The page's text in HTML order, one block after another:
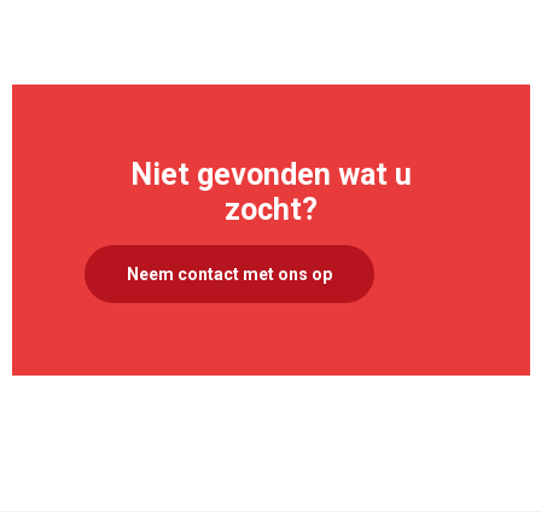
Niet gevonden wat u
zocht?
Neem contact met ons op